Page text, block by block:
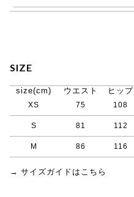
SIZE
size(cm) ウエスト ヒップ
XS 75 108
S 81 112
M 86 116
→ サイズガイドはこちら